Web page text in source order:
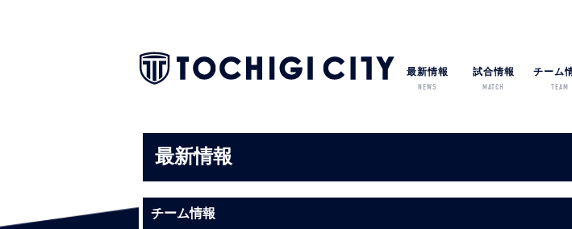
最新情報
NEWS
試合情報
MATCH
チーム
TEAM
最新情報
チーム情報